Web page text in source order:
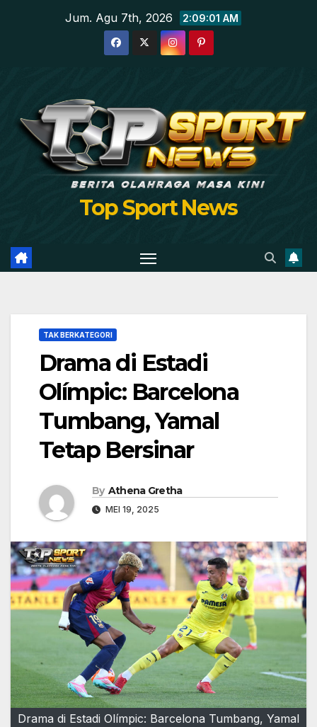
Jum. Agu 7th, 2026 2:09:02 AM
Top Sport News
TAK BERKATEGORI
Drama di Estadi
Olímpic: Barcelona
Tumbang, Yamal
Tetap Bersinar
By Athena Gretha
MEI 19, 2025
Drama di Estadi Olímpic: Barcelona Tumbang, Yamal